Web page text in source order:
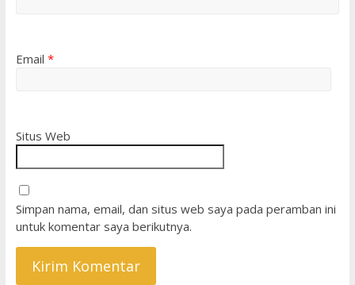
Email *
Situs Web
Simpan nama, email, dan situs web saya pada peramban ini
untuk komentar saya berikutnya.